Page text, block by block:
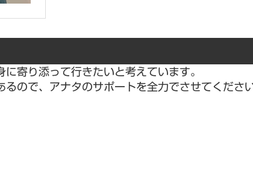
寄り添って行きたいと考えています。
ので、アナタのサポートを全力でさせてくださ